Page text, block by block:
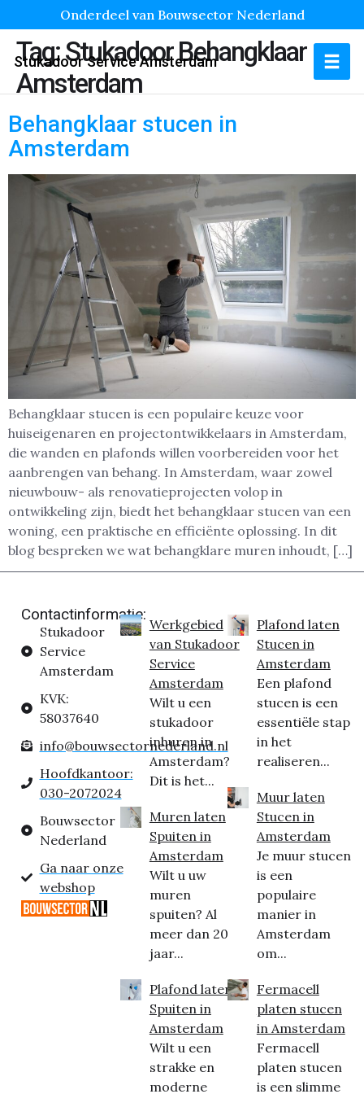
Onderdeel van Bouwsector Nederland
Stukadoor Service Amsterdam
Tag:Stukadoor Behangklaar
Amsterdam
Behangklaar stucen in
Amsterdam
Behangklaar stucen is een populaire keuze voor
huiseigenaren en projectontwikkelaars in Amsterdam,
die wanden en plafonds willen voorbereiden voor het
aanbrengen van behang. In Amsterdam, waar zowel
nieuwbouw- als renovatieprojecten volop in
ontwikkeling zijn, biedt het behangklaar stucen van een
woning, een praktische en efficiënte oplossing. In dit
blog bespreken we wat behangklare muren inhoudt, […]
Contactinformatie:
Stukadoor
Service
Amsterdam
KVK:
58037640
info@bouwsectornederland.nl
Hoofdkantoor:
030-2072024
Bouwsector
Nederland
Ga naar onze
webshop
Werkgebied
van Stukadoor
Service
Amsterdam
Wilt u een
stukadoor
inhuren in
Amsterdam?
Dit is het...
Muren laten
Spuiten in
Amsterdam
Wilt u uw
muren
spuiten? Al
meer dan 20
jaar...
Plafond laten
Spuiten in
Amsterdam
Wilt u een
strakke en
moderne
Plafond laten
Stucen in
Amsterdam
Een plafond
stucen is een
essentiële stap
in het
realiseren...
Muur laten
Stucen in
Amsterdam
Je muur stucen
is een
populaire
manier in
Amsterdam
om...
Fermacell
platen stucen
in Amsterdam
Fermacell
platen stucen
is een slimme